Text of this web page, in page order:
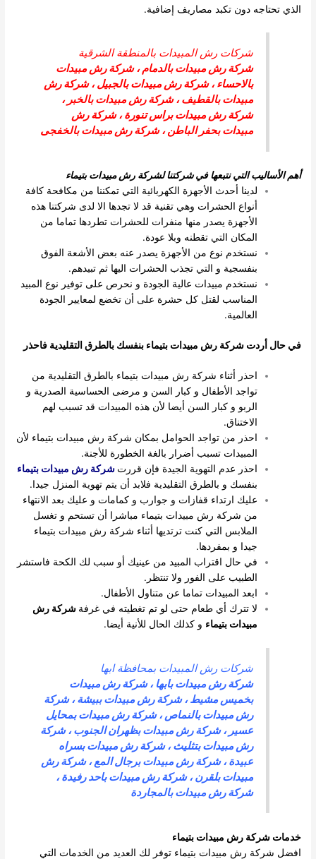
الذي تحتاجه دون تكبد مصاريف إضافية.
شركات رش المبيدات بالمنطقة الشرقية
شركة رش مبيدات بالدمام،شركة رش مبيدات
بالاحساء،شركة رش مبيدات بالجبيل،شركة رش
مبيدات بالقطيف،شركة رش مبيدات بالخبر ،
شركة رش مبيدات براس تنورة،شركة رش
مبيدات بحفر الباطن،شركة رش مبيدات بالخفجى
أهم الأساليب التي نتبعها في شركتنا لشركة رش مبيدات بتيماء
لدينا أحدث الأجهزة الكهربائية التي تمكننا من مكافحة كافة
أنواع الحشرات وهي تقنية قد لا تجدها الا لدى شركتنا هذه
الأجهزة يصدر منها منفرات للحشرات تطردها تماما من
المكان التي تقطنه وبلا عودة.
نستخدم نوع من الأجهزة يصدر عنه بعض الأشعة الفوق
بنفسجية و التي تجذب الحشرات اليها ثم تبيدهم.
نستخدم مبيدات عالية الجودة و نحرص على توفير نوع المبيد
المناسب لقتل كل حشرة على أن تخضع لمعايير الجودة
العالمية.
في حال أردت شركة رش مبيدات بتيماء بنفسك بالطرق التقليدية فاحذر
احذر أثناء شركة رش مبيدات بتيماء بالطرق التقليدية من
تواجد الأطفال و كبار السن و مرضى الحساسية الصدرية و
الربو و كبار السن أيضا لأن هذه المبيدات قد تسبب لهم
الاختناق.
احذر من تواجد الحوامل بمكان شركة رش مبيدات بتيماء لأن
المبيدات تسبب أضرار بالغة الخطورة للأجنة.
احذر عدم التهوية الجيدة فإن قررت شركة رش مبيدات بتيماء
بنفسك و بالطرق التقليدية فلابد أن يتم تهوية المنزل جيدا.
عليك ارتداء قفازات و جوارب و كمامات و عليك بعد الانتهاء
من شركة رش مبيدات بتيماء مباشرا أن تستحم و تغسل
الملابس التي كنت ترتديها أثناء شركة رش مبيدات بتيماء
جيدا و بمفردها.
في حال اقتراب المبيد من عينيك أو سبب لك الكحة فاستشر
الطبيب على الفور ولا تنتظر.
ابعد المبيدات تماما عن متناول الأطفال.
لا تترك أي طعام حتى لو تم تغطيته في غرفة شركة رش
مبيدات بتيماء و كذلك الحال للأنية أيضا.
شركات رش المبيدات بمحافظة ابها
شركة رش مبيدات بابها ،شركة رش مبيدات
بخميس مشيط،شركة رش مبيدات ببيشة،شركة
رش مبيدات بالنماص،شركة رش مبيدات بمحايل
عسير ،شركة رش مبيدات بظهران الجنوب،شركة
رش مبيدات بتثليث، شركة رش مبيدات بسراه
عبيدة ،شركة رش مبيدات برجال المع،شركة رش
مبيدات بلقرن،شركة رش مبيدات باحد رفيدة،
شركة رش مبيدات بالمجاردة
خدماتشركة رش مبيدات بتيماء
افضل شركة رش مبيدات بتيماء توفر لك العديد من الخدمات التي